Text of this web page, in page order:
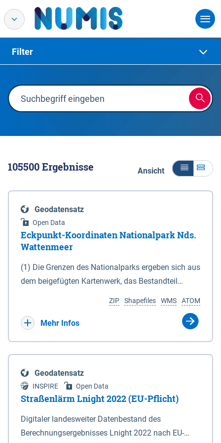
Filter
105500Ergebnisse Ansicht
Geodatensatz
Open Data
Eckpunkt-Koordinaten Nationalpark Nds.
Wattenmeer
(1) Die Grenzen des Nationalparks ergeben sich aus
dem beigefügten Kartenwerk, das Bestandteil
(DTK) im Maßstab 1 : 100 000 (Anlage 2), 2.
verkleinerte Amtliche Karte 1 : 5 000 (AK5) im
projizierte Koordinaten im Europäischen
Terrestrischen Referenzsystem 1989 (ETRS 89) mit
der Universalen Transversalen Mercator-Abbildung
bezogen auf die Zone 32 N (UTM 32N) dargestellt
(Anlage 4); Gleiches gilt für die geografischen
ATOM
WMS
Shapefiles
ZIP
Mehr Infos
Geodatensatz
INSPIRE Open Data
Straßenlärm Lnight 2022 (EU-Pflicht)
Digitaler landesweiter Datenbestand des
Berechnungsergebnisses Lnight 2022 nach EU-